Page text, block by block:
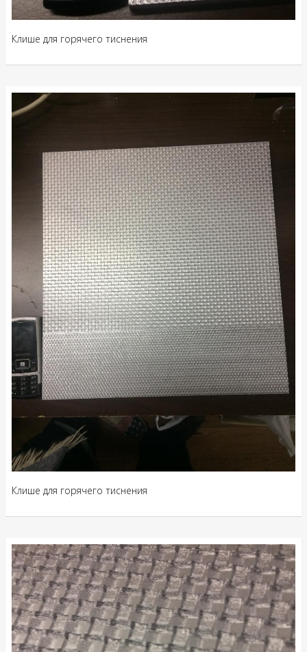
Клише для горячего тиснения
Клише для горячего тиснения